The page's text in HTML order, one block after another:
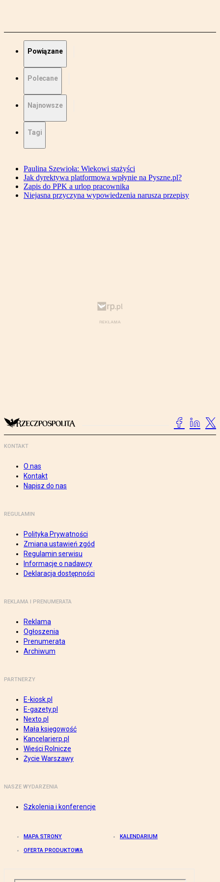
Powiązane
Polecane
Najnowsze
Tagi
Paulina Szewioła: Wiekowi stażyści
Jak dyrektywa platformowa wpłynie na Pyszne.pl?
Zapis do PPK a urlop pracownika
Niejasna przyczyna wypowiedzenia narusza przepisy
KONTAKT
O nas
Kontakt
Napisz do nas
REGULAMIN
Polityka Prywatności
Zmiana ustawień zgód
Regulamin serwisu
Informacje o nadawcy
Deklaracja dostępności
REKLAMA I PRENUMERATA
Reklama
Ogłoszenia
Prenumerata
Archiwum
PARTNERZY
E-kiosk.pl
E-gazety.pl
Nexto.pl
Mała księgowość
Kancelarierp.pl
Wieści Rolnicze
Życie Warszawy
NASZE WYDARZENIA
Szkolenia i konferencje
MAPA STRONY KALENDARIUM
OFERTA PRODUKTOWA